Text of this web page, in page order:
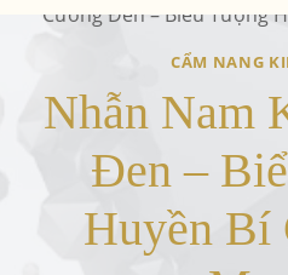
Cương Đen – Biểu Tượng
CẨM NANG
Nhẫn Nam
Đen –
Huyền Bí